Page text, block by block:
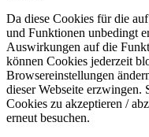
Da diese Cookies für die
und Funktionen unbedingt
Auswirkungen auf die
können Cookies jederzeit
Browsereinstellungen
dieser Webseite erzwingen.
Cookies zu akzeptieren /
erneut besuchen.